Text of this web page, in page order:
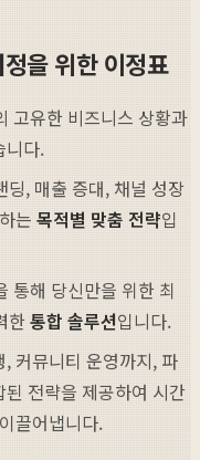
을 위한 이정표
고유한 비즈니스 상황과
니다.
, 매출 증대, 채널 성장
는 목적별 맞춤 전략입
통해 당신만을 위한 최
한 통합 솔루션입니다.
커뮤니티 운영까지, 파
전략을 제공하여 시간
끌어냅니다.